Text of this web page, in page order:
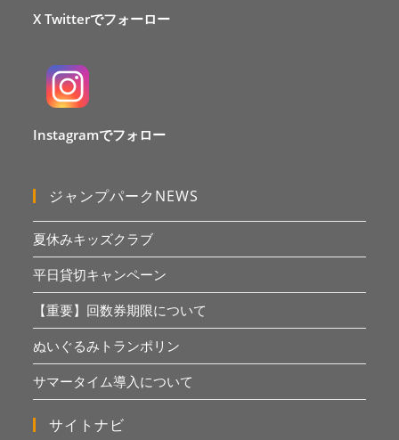
X Twitterでフォーロー
Instagramでフォロー
ジャンプパークNEWS
夏休みキッズクラブ
平日貸切キャンペーン
【重要】回数券期限について
ぬいぐるみトランポリン
サマータイム導入について
サイトナビ